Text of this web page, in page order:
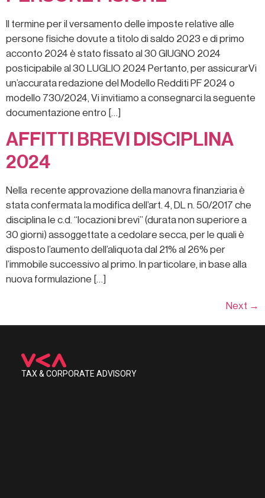
Il termine per il versamento delle imposte relative alle
persone fisiche dovute a titolo di saldo 2023 e di primo
acconto 2024 è stato fissato al 30 GIUGNO 2024
posticipabile al 30 LUGLIO 2024 Pertanto, per assicurarVi
un’accurata redazione del Modello Redditi PF 2024 o
modello 730/2024, Vi invitiamo a consegnarci la seguente
documentazione entro […]
AFFITTI BREVI DISCIPLINA
2024
Nella recente approvazione della manovra finanziaria è
stata confermata la modifica dell’art. 4, DL n. 50/2017 che
disciplina le c.d. “locazioni brevi” (durata non superiore a
30 giorni) assoggettate a cedolare secca, per le quali è
disposto l’aumento dell’aliquota dal 21% al 26% per
l’immobile successivo al primo. In particolare, in base alla
nuova formulazione […]
Next →
TAX & CORPORATE ADVISORY